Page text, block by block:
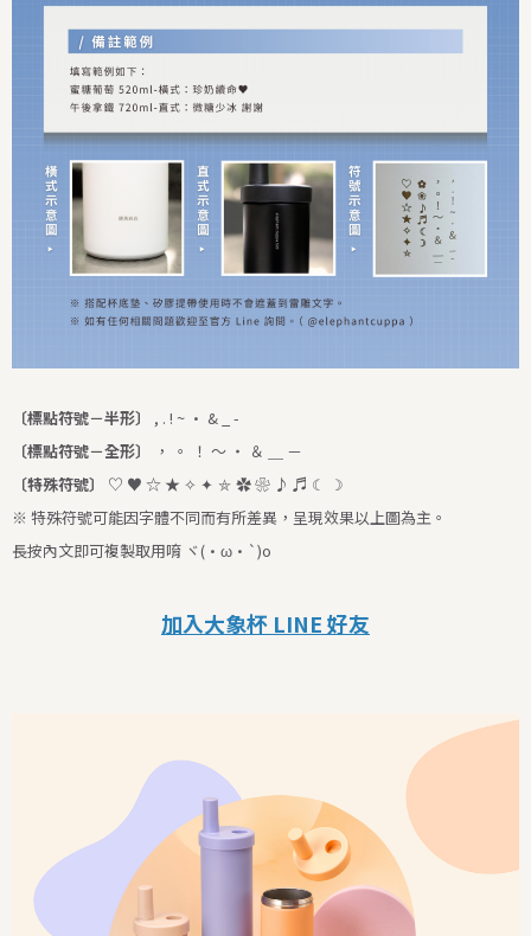
〔標點符號－半形〕 , . ! ~ · & _ -
〔標點符號－全形〕
， 。 ！ ～ ・ ＆ ＿ －
〔特殊符號〕 ♡ ♥ ☆ ★ ✧ ✦ ⛤ ✿ ❀ ♪ ♬ ☾ ☽
※ 特殊符號可能因字體不同而有所差異，呈現效果以上圖為主。
長按內文即可複製取用唷 ヾ(•ω•`)o
加入大象杯 LINE好友